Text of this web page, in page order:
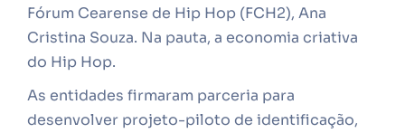
Fórum Cearense de Hip Hop (FCH2), Ana
Cristina Souza. Na pauta, a economia criativa
do Hip Hop.
As entidades firmaram parceria para
desenvolver projeto-piloto de identificação,